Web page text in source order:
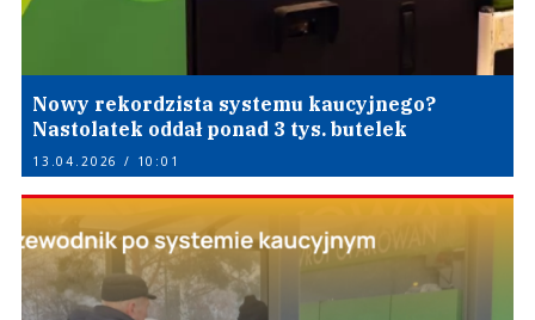
Nowy rekordzista systemu kaucyjnego?
Nastolatek oddał ponad 3 tys. butelek
13.04.2026 / 10:01